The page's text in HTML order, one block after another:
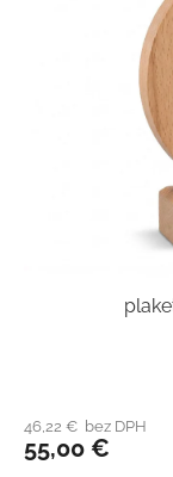
46,22 € bez DPH
55,00 €